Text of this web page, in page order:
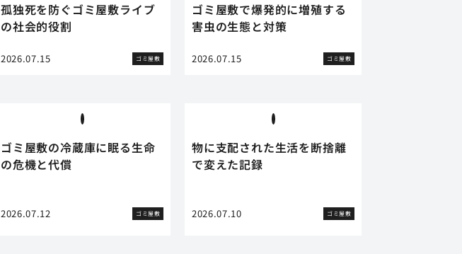
孤独死を防ぐゴミ屋敷ライブ
の社会的役割
2026.07.15 ゴミ屋敷
ゴミ屋敷で爆発的に増殖する
害虫の生態と対策
2026.07.15 ゴミ屋敷
ゴミ屋敷の冷蔵庫に眠る生命
の危機と代償
2026.07.12 ゴミ屋敷
物に支配された生活を断捨離
で変えた記録
2026.07.10 ゴミ屋敷